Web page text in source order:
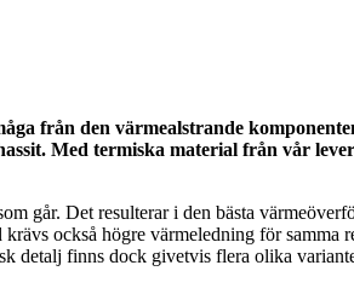
från den värmealstrande
Med termiska material från vår
går. Det resulterar i den bästa
också högre värmeledning för
detalj finns dock givetvis flera olika